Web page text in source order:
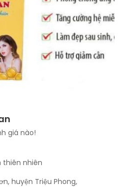
giá nào!
thiên nhiên
huyện Triệu Phong,